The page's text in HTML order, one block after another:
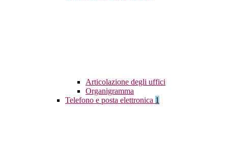
Articolazione degli uffici
Organigramma
Telefono e posta elettronica 1